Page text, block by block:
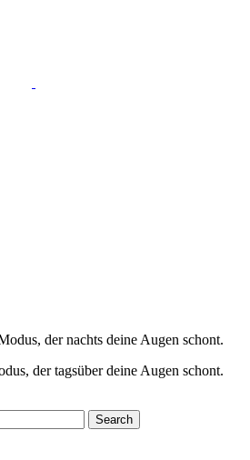
der nachts deine Augen schont.
der tagsüber deine Augen schont.
Search